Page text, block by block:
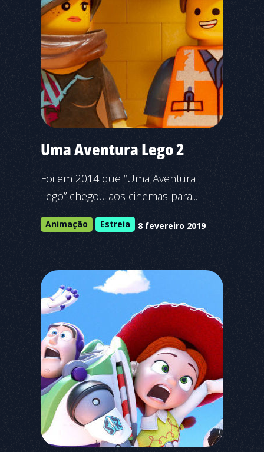
Uma Aventura Lego 2
Foi em 2014 que “Uma Aventura
Lego” chegou aos cinemas para...
Animação Estreia 8 fevereiro 2019